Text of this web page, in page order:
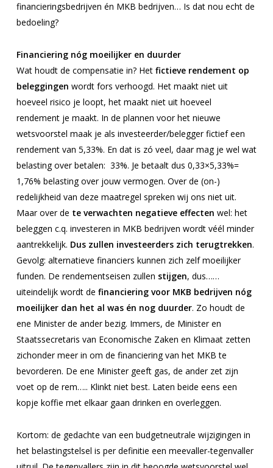
financieringsbedrijven én MKB bedrijven… Is dat nou echt de
bedoeling?
Financiering nóg moeilijker en duurder
Wat houdt de compensatie in? Het fictieve rendement op
beleggingen wordt fors verhoogd. Het maakt niet uit
hoeveel risico je loopt, het maakt niet uit hoeveel
rendement je maakt. In de plannen voor het nieuwe
wetsvoorstel maak je als investeerder/belegger fictief een
rendement van 5,33%. En dat is zó veel, daar mag je wel wat
belasting over betalen: 33%. Je betaalt dus 0,33×5,33%=
1,76% belasting over jouw vermogen. Over de (on-)
redelijkheid van deze maatregel spreken wij ons niet uit.
Maar over de te verwachten negatieve effecten wel: het
beleggen c.q. investeren in MKB bedrijven wordt véél minder
aantrekkelijk. Dus zullen investeerders zich terugtrekken.
Gevolg: alternatieve financiers kunnen zich zelf moeilijker
funden. De rendementseisen zullen stijgen, dus……
uiteindelijk wordt de financiering voor MKB bedrijven nóg
moeilijker dan het al was én nog duurder. Zo houdt de
ene Minister de ander bezig. Immers, de Minister en
Staatssecretaris van Economische Zaken en Klimaat zetten
zichonder meer in om de financiering van het MKB te
bevorderen. De ene Minister geeft gas, de ander zet zijn
voet op de rem….. Klinkt niet best. Laten beide eens een
kopje koffie met elkaar gaan drinken en overleggen.
Kortom: de gedachte van een budgetneutrale wijzigingen in
het belastingstelsel is per definitie een meevaller-tegenvaller